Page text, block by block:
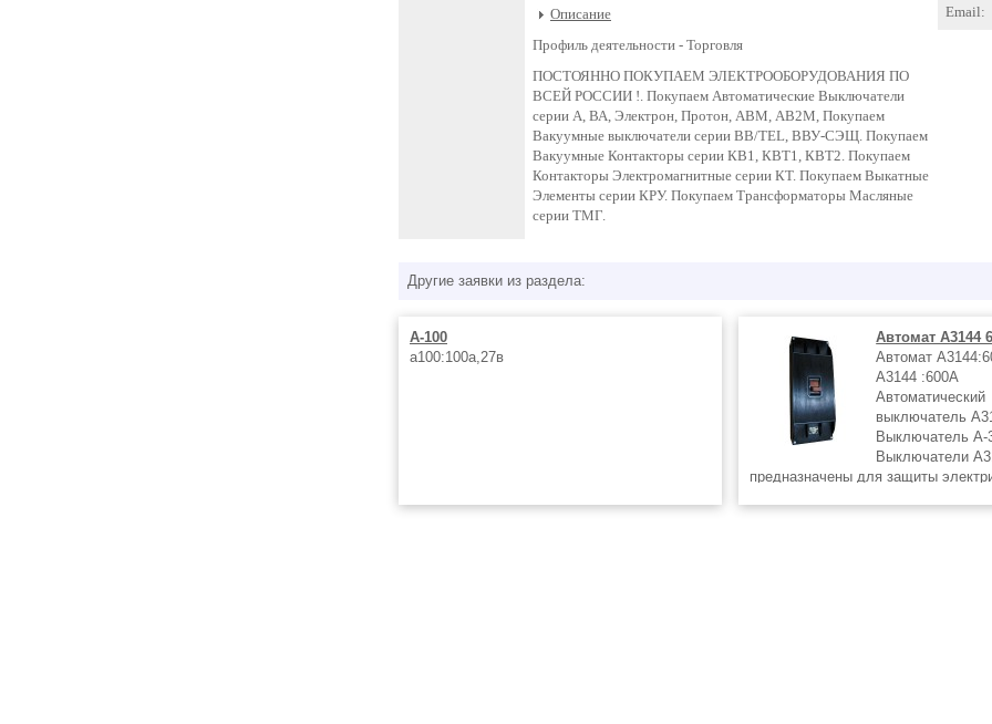
Описание
Профиль деятельности - Торговля
ПОСТОЯННО ПОКУПАЕМ ЭЛЕКТРООБОРУДОВАНИЯ ПО
ВСЕЙ РОССИИ !. Покупаем Автоматические Выключатели
серии А, ВА, Электрон, Протон, АВМ, АВ2М, Покупаем
Вакуумные выключатели серии BB/TEL, ВВУ-СЭЩ. Покупаем
Вакуумные Контакторы серии КВ1, КВТ1, КВТ2. Покупаем
Контакторы Электромагнитные серии КТ. Покупаем Выкатные
Элементы серии КРУ. Покупаем Трансформаторы Масляные
серии ТМГ.
Email:
Другие заявки из раздела:
А-100
а100:100а,27в
Автомат А3144
Автомат
А3144 :600А
Автоматический
выключатель
Выключатель А-
Выключатели
предназначены для защиты